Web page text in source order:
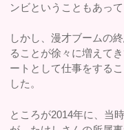
ンビということもあっ
しかし、漫才ブームの
ることが徐々に増えて
ートとして仕事をする
した。
ところが2014年に、当